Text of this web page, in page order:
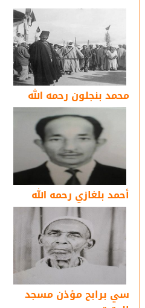
محمد بنجلون رحمه الله
أحمد بلغازي رحمه الله
سي برابح مؤذن مسجد